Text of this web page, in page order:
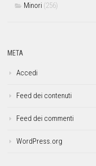
Minori (256)
META
Accedi
Feed dei contenuti
Feed dei commenti
WordPress.org